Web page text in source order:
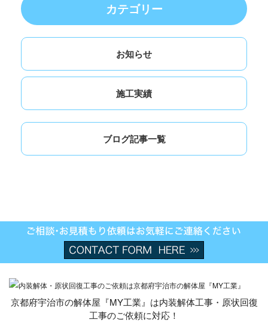
カテゴリー
お知らせ
施工実績
ブログ記事一覧
京都府宇治市の解体屋『MY工業』は内装解体工事・原状回復
工事のご依頼に対応！